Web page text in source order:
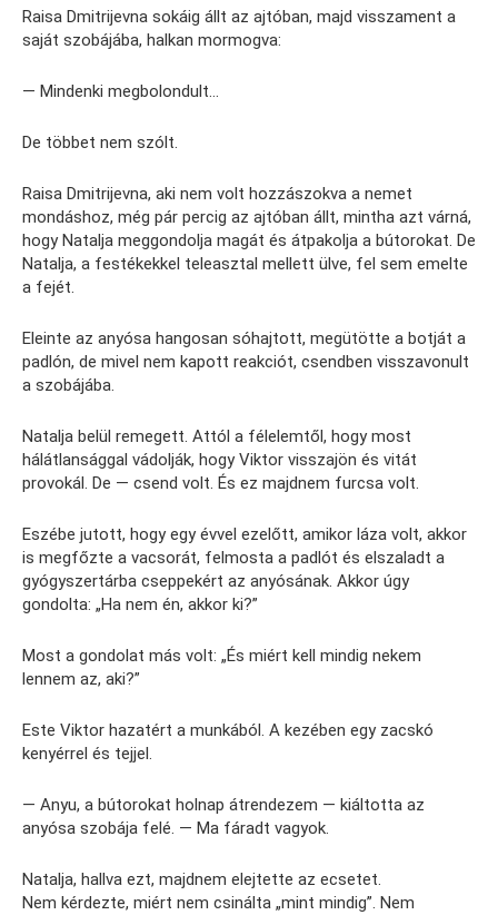
Raisa Dmitrijevna sokáig állt az ajtóban, majd visszament a
saját szobájába, halkan mormogva:
— Mindenki megbolondult…
De többet nem szólt.
Raisa Dmitrijevna, aki nem volt hozzászokva a nemet
mondáshoz, még pár percig az ajtóban állt, mintha azt várná,
hogy Natalja meggondolja magát és átpakolja a bútorokat. De
Natalja, a festékekkel teleasztal mellett ülve, fel sem emelte
a fejét.
Eleinte az anyósa hangosan sóhajtott, megütötte a botját a
padlón, de mivel nem kapott reakciót, csendben visszavonult
a szobájába.
Natalja belül remegett. Attól a félelemtől, hogy most
hálátlansággal vádolják, hogy Viktor visszajön és vitát
provokál. De — csend volt. És ez majdnem furcsa volt.
Eszébe jutott, hogy egy évvel ezelőtt, amikor láza volt, akkor
is megfőzte a vacsorát, felmosta a padlót és elszaladt a
gyógyszertárba cseppekért az anyósának. Akkor úgy
gondolta: „Ha nem én, akkor ki?”
Most a gondolat más volt: „És miért kell mindig nekem
lennem az, aki?”
Este Viktor hazatért a munkából. A kezében egy zacskó
kenyérrel és tejjel.
— Anyu, a bútorokat holnap átrendezem — kiáltotta az
anyósa szobája felé. — Ma fáradt vagyok.
Natalja, hallva ezt, majdnem elejtette az ecsetet.
Nem kérdezte, miért nem csinálta „mint mindig”. Nem